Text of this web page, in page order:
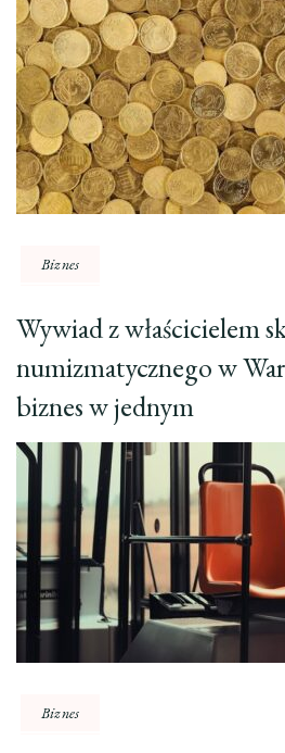
Biznes
Wywiad z właścicielem
numizmatycznego w
biznes w jednym
Biznes